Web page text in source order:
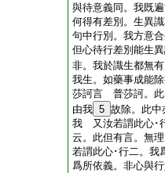
與待意義同。我既
何得有差別。生異
句中行別。我方意
但心待行差別能生
非。我於識生都無
我生。如藥事成能
莎訶言 普莎訶。
由我 5 故除。此中
我 又汝若謂此心･
云。此但有言。無
若謂此心･行二。我
爲所依義。非心與